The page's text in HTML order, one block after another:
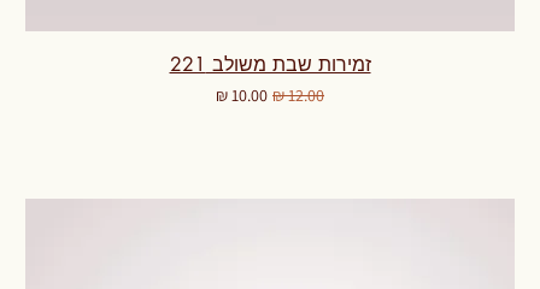
זמירות שבת משולב 221
מחיר רגילמחיר מבצע